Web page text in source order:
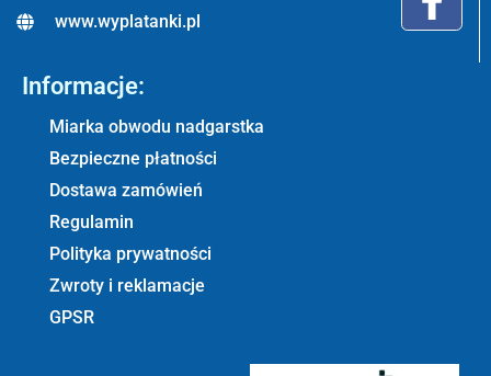
www.wyplatanki.pl
Informacje:
Miarka obwodu nadgarstka
Bezpieczne płatności
Dostawa zamówień
Regulamin
Polityka prywatności
Zwroty i reklamacje
GPSR